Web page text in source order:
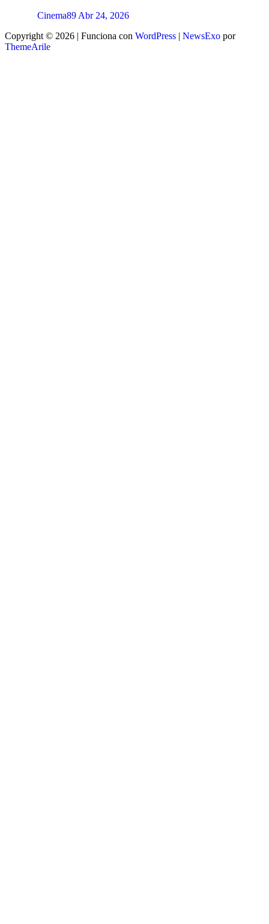
Cinema89 Abr 24, 2026
Copyright © 2026 | Funciona con WordPress | NewsExo por
ThemeArile